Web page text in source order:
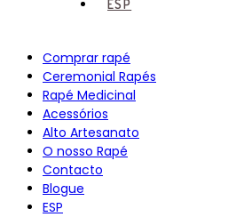
ESP
Comprar rapé
Ceremonial Rapés
Rapé Medicinal
Acessórios
Alto Artesanato
O nosso Rapé
Contacto
Blogue
ESP